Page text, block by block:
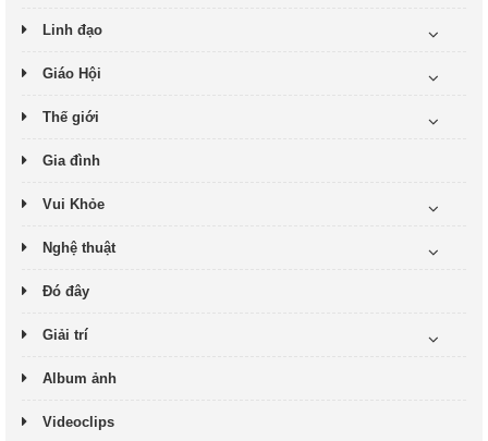
Linh đạo
Giáo Hội
Thế giới
Gia đình
Vui Khỏe
Nghệ thuật
Đó đây
Giải trí
Album ảnh
Videoclips